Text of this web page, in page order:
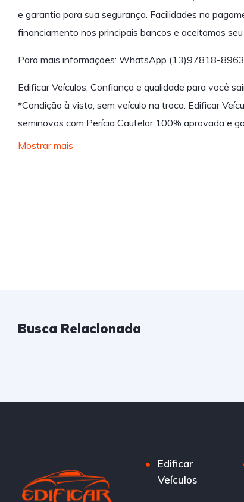
e garantia para sua segurança. Facilidades no
financiamento nos principais bancos e aceitamos
Para mais informações: WhatsApp (13)97818-8963
Edificar Veículos: Confiança e qualidade para você
*Condição à vista, sem veículo na troca. Edificar
seminovos com Perícia Cautelar 100% aprovada e
Mostrar mais
Busca Relacionada
Edificar
Veículos